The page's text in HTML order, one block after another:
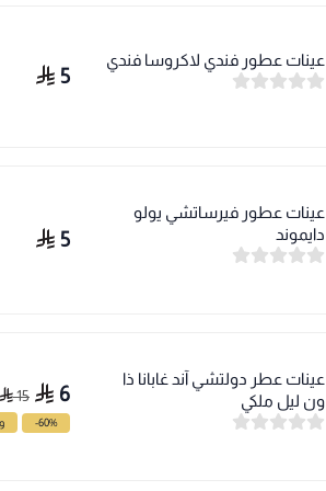
عينات عطور فندي لاكروسا فندي
5
عينات عطور فيرساتشي يولو
دايموند
5
عينات عطر دولتشي آند غابانا ذا
ون ليل ملكي
6
15
-60%